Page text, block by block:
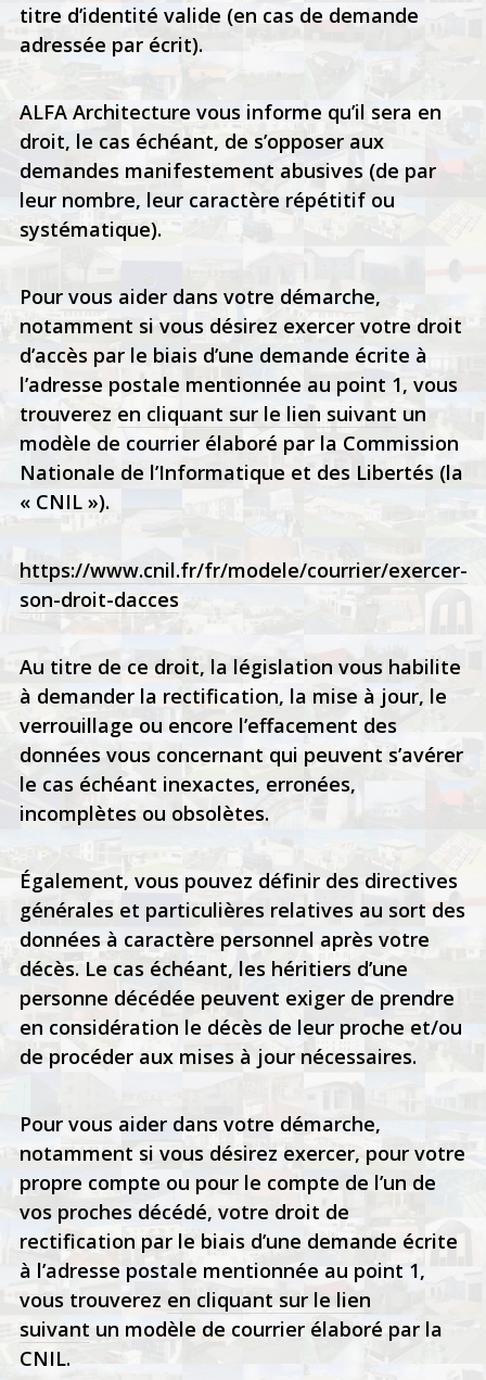
titre d’identité valide (en cas de demande
adressée par écrit).
ALFA Architecture vous informe qu’il sera en
droit, le cas échéant, de s’opposer aux
demandes manifestement abusives (de par
leur nombre, leur caractère répétitif ou
systématique).
Pour vous aider dans votre démarche,
notamment si vous désirez exercer votre droit
d’accès par le biais d’une demande écrite à
l’adresse postale mentionnée au point 1, vous
trouverez en cliquant sur le lien suivant un
modèle de courrier élaboré par la Commission
Nationale de l’Informatique et des Libertés (la
« CNIL »).
https://www.cnil.fr/fr/modele/courrier/exercer-
son-droit-dacces
Au titre de ce droit, la législation vous habilite
à demander la rectification, la mise à jour, le
verrouillage ou encore l’effacement des
données vous concernant qui peuvent s’avérer
le cas échéant inexactes, erronées,
incomplètes ou obsolètes.
Également, vous pouvez définir des directives
générales et particulières relatives au sort des
données à caractère personnel après votre
décès. Le cas échéant, les héritiers d’une
personne décédée peuvent exiger de prendre
en considération le décès de leur proche et/ou
de procéder aux mises à jour nécessaires.
Pour vous aider dans votre démarche,
notamment si vous désirez exercer, pour votre
propre compte ou pour le compte de l’un de
vos proches décédé, votre droit de
rectification par le biais d’une demande écrite
à l’adresse postale mentionnée au point 1,
vous trouverez en cliquant sur le lien
suivant un modèle de courrier élaboré par la
CNIL.